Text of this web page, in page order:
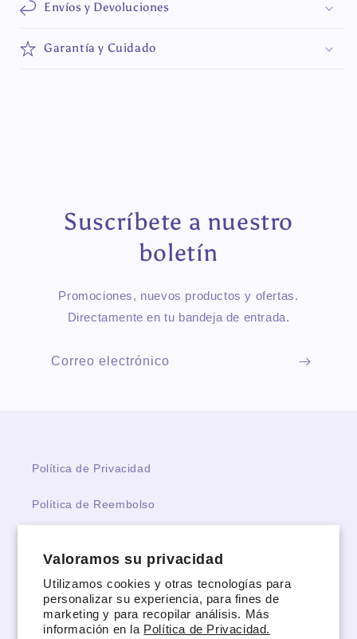
Valoramos su privacidad
Utilizamos cookies y otras tecnologías para
personalizar su experiencia, para fines de
marketing y para recopilar análisis. Más
información en la Política de Privacidad.
Envíos y Devoluciones
Garantía y Cuidado
Suscríbete a nuestro
boletín
Promociones, nuevos productos y ofertas.
Directamente en tu bandeja de entrada.
Correo electrónico
Política de Privacidad
Política de Reembolso
Política de reembolso